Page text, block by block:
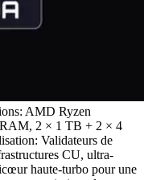
AMD Ryzen
2 × 1 TB + 2 × 4
Validateurs de
CU, ultra-
haute-turbo pour une